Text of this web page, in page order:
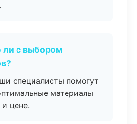
ли с выбором
специалисты помогут
материалы
и цене.